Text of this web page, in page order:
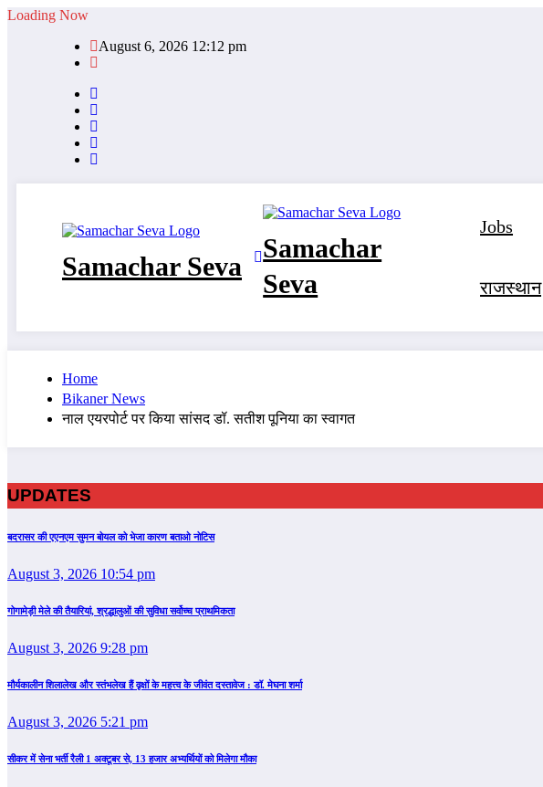
Skip
Loading Now
August 6, 2026 12:12 pm
Samachar Seva
Samachar
Seva
Jobs
राजस्‍थान
Home
Bikaner News
नाल एयरपोर्ट पर किया सांसद डॉ. सतीश पूनिया का स्वागत
UPDATES
बदरासर की एएनएम सुमन बोयल को भेजा कारण बताओ नोटिस
August 3, 2026 10:54 pm
गोगामेड़ी मेले की तैयारियां, श्रद्धालुओं की सुविधा सर्वोच्च प्राथमिकता
August 3, 2026 9:28 pm
मौर्यकालीन शिलालेख और स्तंभलेख हैं वृक्षों के महत्त्व के जीवंत दस्तावेज : डॉ. मेघना शर्मा
August 3, 2026 5:21 pm
सीकर में सेना भर्ती रैली 1 अक्टूबर से, 13 हजार अभ्यर्थियों को मिलेगा मौका